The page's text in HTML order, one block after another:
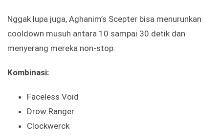
Nggak lupa juga, Aghanim’s Scepter bisa menurunkan
cooldown musuh antara 10 sampai 30 detik dan
menyerang mereka non-stop.
Kombinasi:
Faceless Void
Drow Ranger
Clockwerck